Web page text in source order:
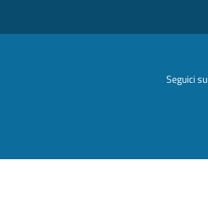
Seguici su